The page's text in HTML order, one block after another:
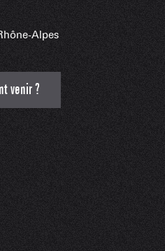
Alpes
venir ?